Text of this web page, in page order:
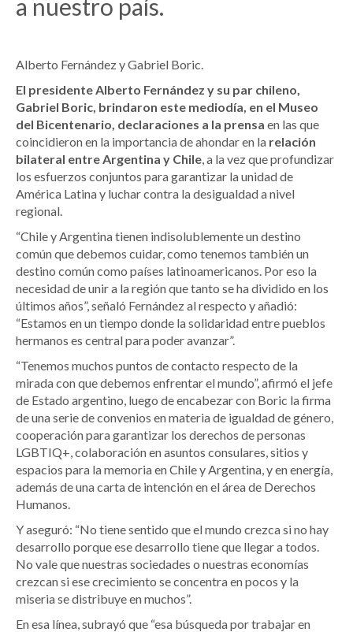
a nuestro país.
Alberto Fernández y Gabriel Boric.
El presidente Alberto Fernández y su par chileno,
Gabriel Boric, brindaron este mediodía, en el Museo
del Bicentenario, declaraciones a la prensa en las que
coincidieron en la importancia de ahondar en la relación
bilateral entre Argentina y Chile, a la vez que profundizar
los esfuerzos conjuntos para garantizar la unidad de
América Latina y luchar contra la desigualdad a nivel
regional.
“Chile y Argentina tienen indisolublemente un destino
común que debemos cuidar, como tenemos también un
destino común como países latinoamericanos. Por eso la
necesidad de unir a la región que tanto se ha dividido en los
últimos años”, señaló Fernández al respecto y añadió:
“Estamos en un tiempo donde la solidaridad entre pueblos
hermanos es central para poder avanzar”.
“Tenemos muchos puntos de contacto respecto de la
mirada con que debemos enfrentar el mundo”, afirmó el jefe
de Estado argentino, luego de encabezar con Boric la firma
de una serie de convenios en materia de igualdad de género,
cooperación para garantizar los derechos de personas
LGBTIQ+, colaboración en asuntos consulares, sitios y
espacios para la memoria en Chile y Argentina, y en energía,
además de una carta de intención en el área de Derechos
Humanos.
Y aseguró: “No tiene sentido que el mundo crezca si no hay
desarrollo porque ese desarrollo tiene que llegar a todos.
No vale que nuestras sociedades o nuestras economías
crezcan si ese crecimiento se concentra en pocos y la
miseria se distribuye en muchos”.
En esa línea, subrayó que “esa búsqueda por trabajar en